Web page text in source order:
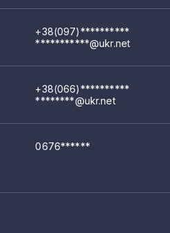
+38(097)**********
***********@ukr.net
+38(066)**********
********@ukr.net
0676******